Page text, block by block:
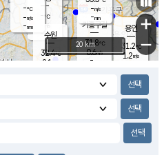
용인
31.2℃
1.2m/s
- ℃
m/s
mm
기흥구갈
31.8℃
0.6m/s
-
-℃
-m/s
-mm
-m/s
-mm
수원
32.4℃
2.1 m/s
+
−
20 km